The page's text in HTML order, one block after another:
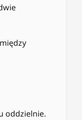
oddzielnie.